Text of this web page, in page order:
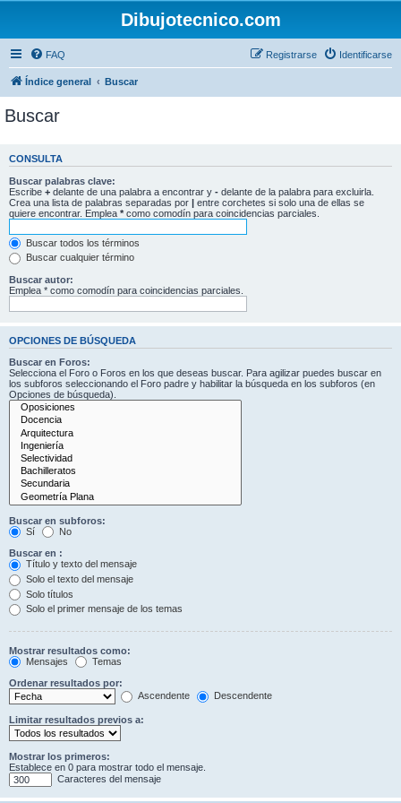
Dibujotecnico.com
FAQ Identificarse
Registrarse
Índice general Buscar
Buscar
CONSULTA
Buscar palabras clave:
Escribe + delante de una palabra a encontrar y - delante de la palabra para excluirla.
Crea una lista de palabras separadas por | entre corchetes si solo una de ellas se
quiere encontrar. Emplea * como comodín para coincidencias parciales.
Buscar todos los términos
Buscar cualquier término
Buscar autor:
Emplea * como comodín para coincidencias parciales.
OPCIONES DE BÚSQUEDA
Buscar en Foros:
Selecciona el Foro o Foros en los que deseas buscar. Para agilizar puedes buscar en
los subforos seleccionando el Foro padre y habilitar la búsqueda en los subforos (en
Opciones de búsqueda).
Buscar en subforos:
Sí
No
Buscar en :
Título y texto del mensaje
Solo el texto del mensaje
Solo títulos
Solo el primer mensaje de los temas
Mostrar resultados como:
Mensajes
Temas
Ordenar resultados por:
Ascendente
Descendente
Limitar resultados previos a:
Mostrar los primeros:
Establece en 0 para mostrar todo el mensaje.
Caracteres del mensaje